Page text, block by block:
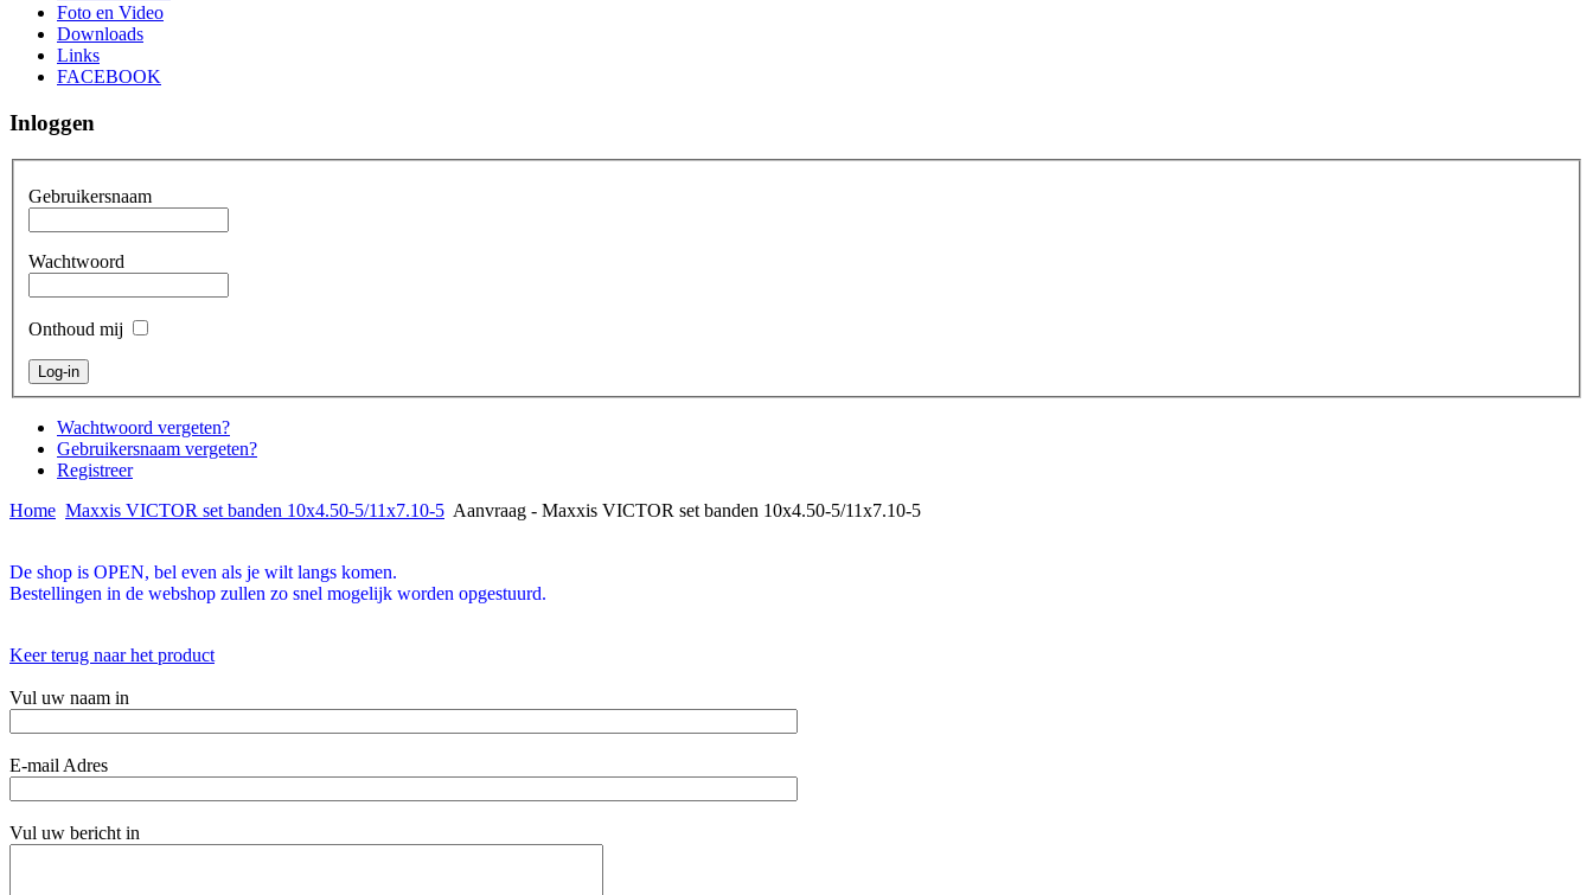
Foto en Video
Downloads
Links
FACEBOOK
Inloggen
Gebruikersnaam
Wachtwoord
Onthoud mij
Wachtwoord vergeten?
Gebruikersnaam vergeten?
Registreer
Home Maxxis VICTOR set banden 10x4.50-5/11x7.10-5 Aanvraag - Maxxis VICTOR set banden 10x4.50-5/11x7.10-5
De shop is OPEN, bel even als je wilt langs komen.
Bestellingen in de webshop zullen zo snel mogelijk worden opgestuurd.
Keer terug naar het product
Vul uw naam in
E-mail Adres
Vul uw bericht in